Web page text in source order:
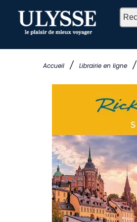
Accueil / Librairie en ligne /